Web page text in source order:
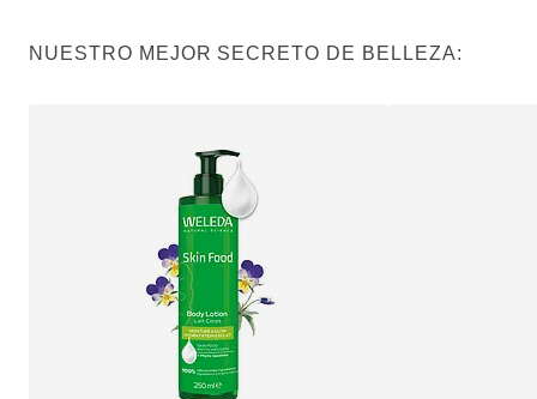
NUESTRO MEJOR SECRETO DE BELLEZA: